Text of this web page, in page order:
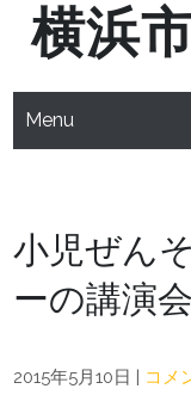
Skip横浜
Menu
小児ぜん
ーの講演会
2015年5月10日 | コメ